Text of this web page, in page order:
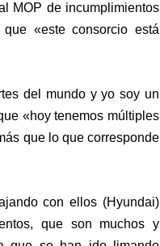
MOP de incumplimientos
«este consorcio está
del mundo y yo soy un
«hoy tenemos múltiples
que lo que corresponde
con ellos (Hyundai)
que son muchos y